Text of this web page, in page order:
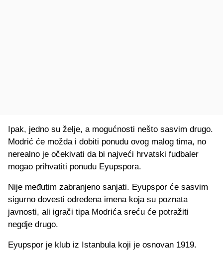
Ipak, jedno su želje, a mogućnosti nešto sasvim drugo.
Modrić će možda i dobiti ponudu ovog malog tima, no
nerealno je očekivati da bi najveći hrvatski fudbaler
mogao prihvatiti ponudu Eyupspora.
Nije međutim zabranjeno sanjati. Eyupspor će sasvim
sigurno dovesti određena imena koja su poznata
javnosti, ali igrači tipa Modrića sreću će potražiti
negdje drugo.
Eyupspor je klub iz Istanbula koji je osnovan 1919.